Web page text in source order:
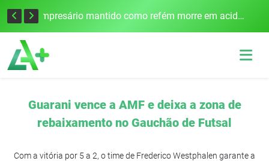
Edital para construção de ponte entre Itapiranga e Barra do Guarita deve ser lançado no segundo semestre Empresário mantido como refém morre em acidente após assalto em Cerro Largo
Guarani vence a AMF e deixa a zona de
rebaixamento no Gauchão de Futsal
Com a vitória por 5 a 2, o time de Frederico Westphalen garante a